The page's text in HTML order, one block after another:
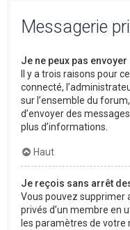
Messagerie
Je ne peux pas
Il y a trois raisons pour
connecté,
sur l’ensemble du
d’envoyer des
plus d’informations.
Haut
Je reçois sans arrêt
Vous pouvez
privés d’un membre en
les paramètres de votre